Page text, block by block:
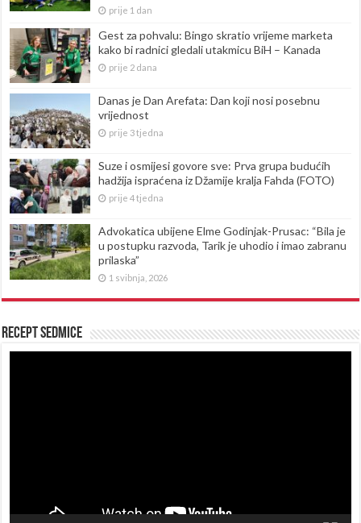
prije 1 dan
Gest za pohvalu: Bingo skratio vrijeme marketa
kako bi radnici gledali utakmicu BiH – Kanada
prije 2 dana
Danas je Dan Arefata: Dan koji nosi posebnu
vrijednost
prije 3 tjedna
Suze i osmijesi govore sve: Prva grupa budućih
hadžija ispraćena iz Džamije kralja Fahda (FOTO)
prije 4 tjedna
Advokatica ubijene Elme Godinjak-Prusac: “Bila je
u postupku razvoda, Tarik je uhodio i imao zabranu
prilaska”
1 svibnja, 2026
Recept sedmice